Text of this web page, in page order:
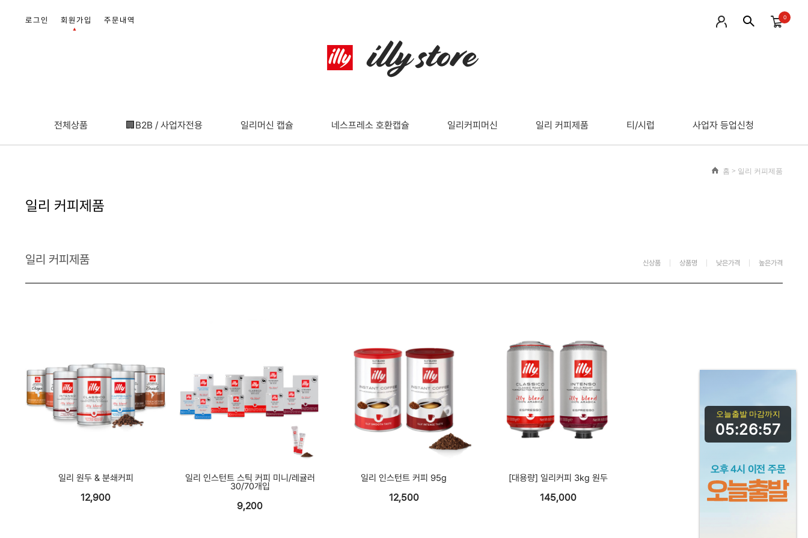
로그인 회원가입
▲
주문내역 0
전체상품 🏢B2B / 사업자전용 일리머신 캡슐 네스프레소 호환캡슐 일리커피머신 일리 커피제품 티/시럽 사업자 등업신청
홈 > 일리 커피제품
일리 커피제품
일리 커피제품 신상품 상품명 낮은가격 높은가격
일리 원두 & 분쇄커피
12,900
일리 인스턴트 스틱 커피 미니/레귤러
30/70개입
9,200
일리 인스턴트 커피 95g
12,500
[대용량] 일리커피 3kg 원두
145,000
오늘출발 마감까지
05:26:57